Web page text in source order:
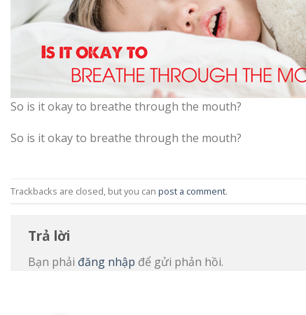
So is it okay to breathe through the mouth?
So is it okay to breathe through the mouth?
Trackbacks are closed, but you can post a comment.
Trả lời
Bạn phải đăng nhập để gửi phản hồi.